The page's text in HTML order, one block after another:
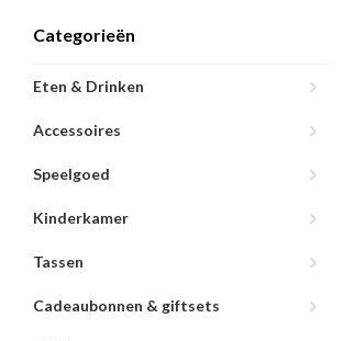
Categorieën
Eten & Drinken
Accessoires
Speelgoed
Kinderkamer
Tassen
Cadeaubonnen & giftsets